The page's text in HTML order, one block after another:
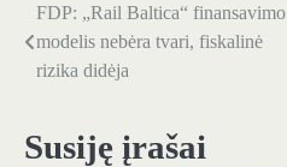
Navigacija
tarp
FDP: „Rail Baltica“ finansavimo
modelis nebėra tvari, fiskalinė
rizika didėja
Susiję įrašai